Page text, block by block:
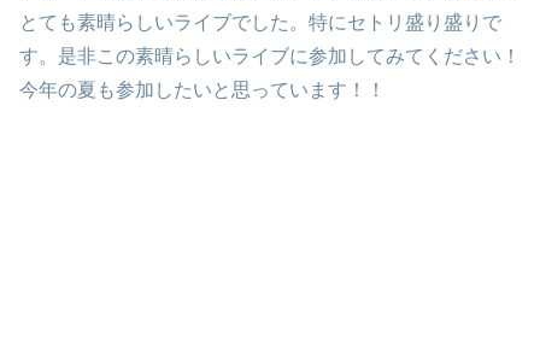
とても素晴らしいライブでした。特にセトリ盛り盛りで
す。是非この素晴らしいライブに参加してみてください！
今年の夏も参加したいと思っています！！